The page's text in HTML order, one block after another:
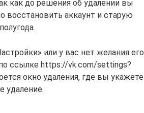
как до решения об удалении вы
восстановить аккаунт и старую
или у вас нет желания его
ссылке https://vk.com/settings?
окно удаления, где вы укажете
удаление.